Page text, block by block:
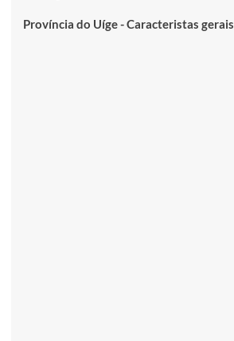
Província do Uíge - Caracteristas gerais